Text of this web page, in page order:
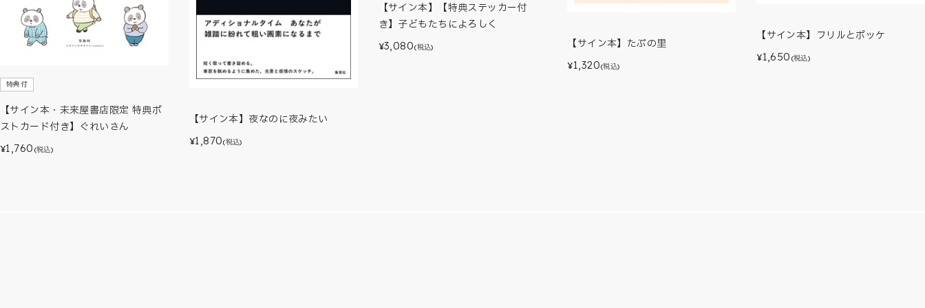
特典付
【サイン本・未来屋書店限定 特典ポ
ストカード付き】ぐれいさん
¥1,760 (税込)
【サイン本】夜なのに夜みたい
¥1,870(税込)
【サイン本】【特典ステッカー付
き】子どもたちによろしく
¥3,080(税込) 【サイン本】たぷの里
¥1,320(税込)
【サイン本】フリルとポッケ
¥1,650 (税込)